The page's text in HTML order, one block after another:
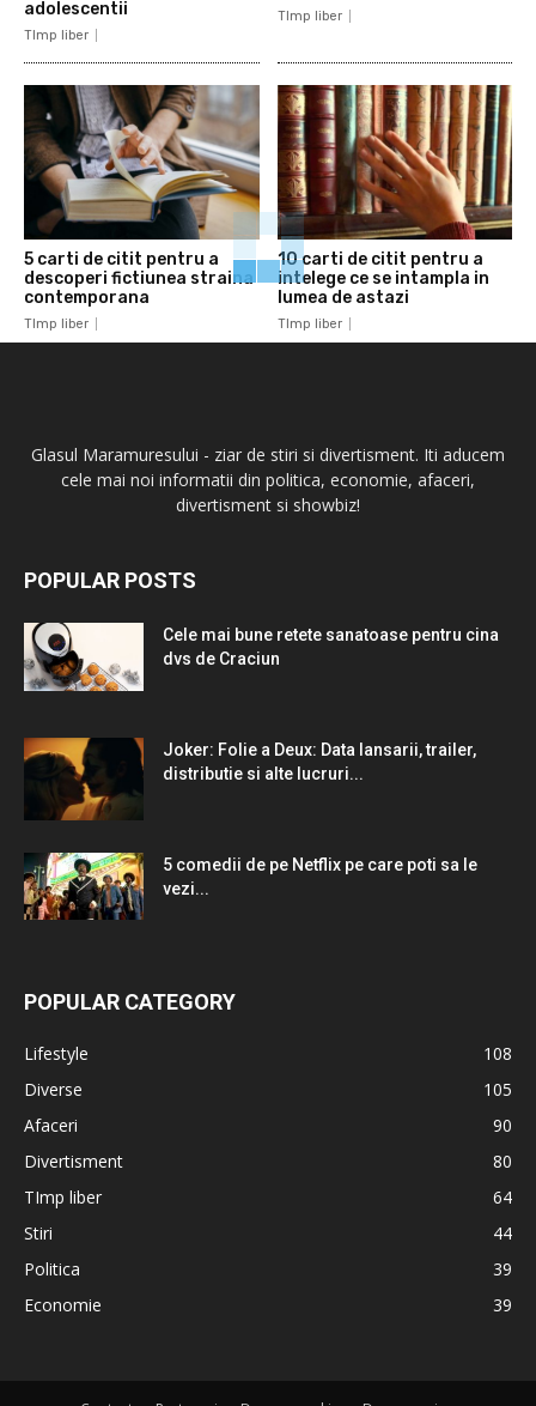
adolescentii
TImp liber
TImp liber
5 carti de citit pentru a
descoperi fictiunea straina
contemporana
TImp liber
10 carti de citit pentru a
intelege ce se intampla in
lumea de astazi
TImp liber
Glasul Maramuresului - ziar de stiri si divertisment. Iti aducem
cele mai noi informatii din politica, economie, afaceri,
divertisment si showbiz!
POPULAR POSTS
Cele mai bune retete sanatoase pentru cina
dvs de Craciun
Joker: Folie a Deux: Data lansarii, trailer,
distributie si alte lucruri...
5 comedii de pe Netflix pe care poti sa le
vezi...
POPULAR CATEGORY
Lifestyle
108
Diverse
105
Afaceri
90
Divertisment
80
TImp liber
64
Stiri
44
Politica
39
Economie
39